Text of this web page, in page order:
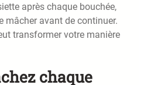
après chaque bouchée,
mâcher avant de continuer.
transformer votre manière
chaque